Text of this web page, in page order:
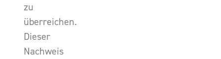
zu
überreichen.
Dieser
Nachweis